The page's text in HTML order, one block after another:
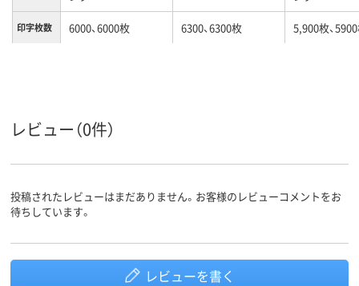
印字枚数 6000、6000枚 6300、6300枚 5,900枚、
レビュー（0件）
投稿されたレビューはまだありません。お客様のレビューコメントをお
待ちしています。
レビューを書く